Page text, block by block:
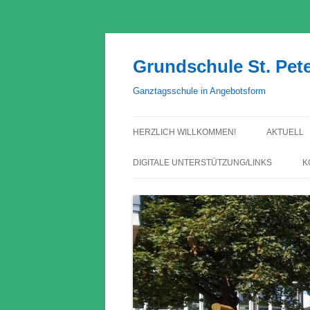
Grundschule St.
Ganztagsschule in Angebotsform
HERZLICH WILLKOMMEN! AKTUELL
DIGITALE UNTERSTÜTZUNG/LINKS